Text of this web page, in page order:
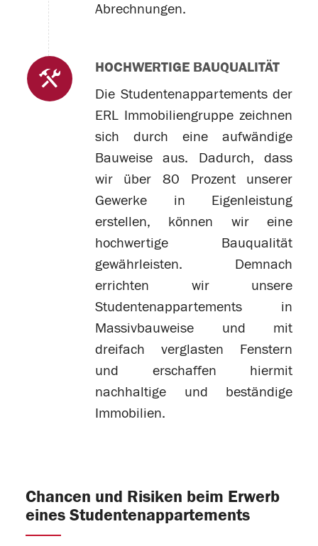
Abrechnungen.
HOCHWERTIGE BAUQUALITÄT
Die Studentenappartements der
ERL Immobiliengruppe zeichnen
sich durch eine aufwändige
Bauweise aus. Dadurch, dass
wir über 80 Prozent unserer
Gewerke in Eigenleistung
erstellen, können wir eine
hochwertige Bauqualität
gewährleisten. Demnach
errichten wir unsere
Studentenappartements in
Massivbauweise und mit
dreifach verglasten Fenstern
und erschaffen hiermit
nachhaltige und beständige
Immobilien.
Chancen und Risiken beim Erwerb
eines Studentenappartements